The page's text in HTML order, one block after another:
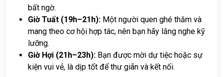
bất ngờ.
Giờ Tuất (19h–21h): Một người quen ghé thăm và
mang theo cơ hội hợp tác, nên bạn hãy lắng nghe kỹ
lưỡng.
Giờ Hợi (21h–23h): Bạn được mời dự tiệc hoặc sự
kiện vui vẻ, là dịp tốt để thư giãn và kết nối.